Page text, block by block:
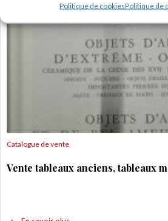
Politique de cookiesPolitique de
Catalogue de vente
Vente tableaux anciens, tableaux